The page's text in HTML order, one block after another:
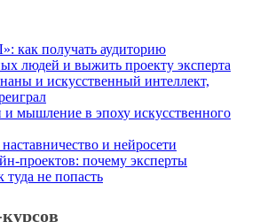
как получать аудиторию
людей и выжить проекту эксперта
и искусственный интеллект,
мышление в эпоху искусственного
и нейросети
проектов: почему эксперты
туда не попасть